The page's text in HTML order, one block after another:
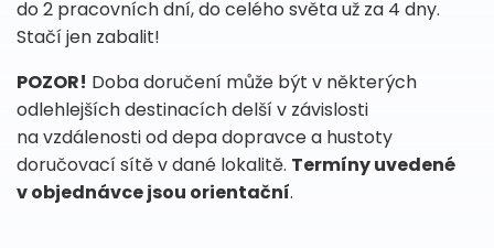
do 2 pracovních dní, do celého světa už za 4 dny.
Stačí jen zabalit!
POZOR! Doba doručení může být v některých
odlehlejších destinacích delší v závislosti
na vzdálenosti od depa dopravce a hustoty
doručovací sítě v dané lokalitě. Termíny uvedené
v objednávce jsou orientační.